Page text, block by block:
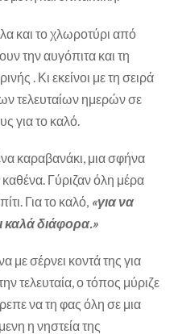
και το χλωροτύρι από
την αυγόπιτα και τη
. Κι εκείνοι με τη σειρά
τελευταίων ημερών σε
για το καλό.
καραβανάκι, μια σφήνα
Γύριζαν όλη μέρα
Για το καλό, «για να
καλά διάφορα.»
με σέρνει κοντά της για
τελευταία, ο τόπος μύριζε
να τη φας όλη σε μια
η νηστεία της